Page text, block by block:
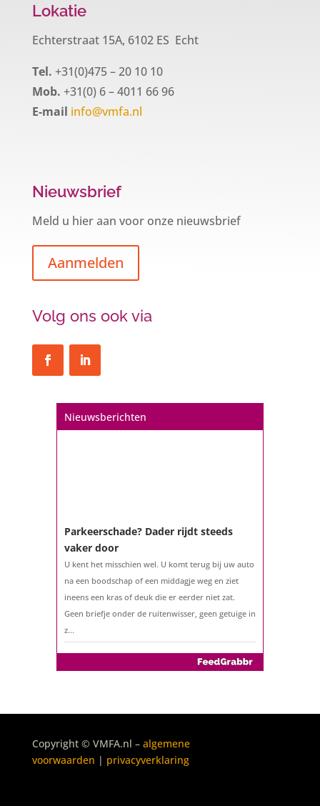
Lokatie
Echterstraat 15A, 6102 ES Echt
Tel. +31(0)475 – 20 10 10
Mob. +31(0) 6 – 4011 66 96
E-mail info@vmfa.nl
Nieuwsbrief
Meld u hier aan voor onze nieuwsbrief
Aanmelden
Volg ons ook via
Nieuwsberichten
Misschien denkt u na over verhuizen, verbouwen
het eigenlijk met een hypotheek als u 57 jaar of
vaker door
na een boodschap of een middagje weg en ziet
ineens een kras of deuk die er eerder niet zat.
Copyright © VMFA.nl – algemene
voorwaarden | privacyverklaring